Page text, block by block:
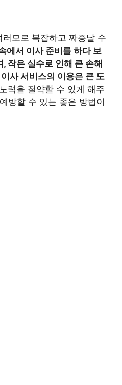
모로 복잡하고 짜증날 수
에서 이사 준비를 하다 보
작은 실수로 인해 큰 손해
사 서비스의 이용은 큰 도
력을 절약할 수 있게 해주
방할 수 있는 좋은 방법이